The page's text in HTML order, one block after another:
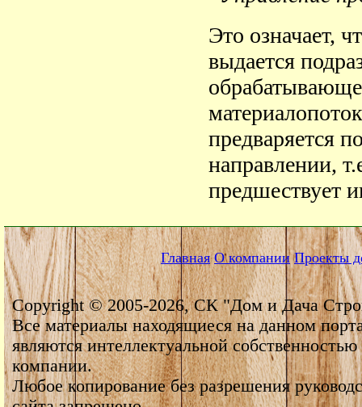
Это означает,
выдается
предваряется
направлении,
предшествует
Главная О компании Проекты
Copyright © 2005-2026, СК "Дом и Дача
Все материалы находящиеся на данном
являются интеллектуальной собственностью
компании.
Любое копирование без разрешения